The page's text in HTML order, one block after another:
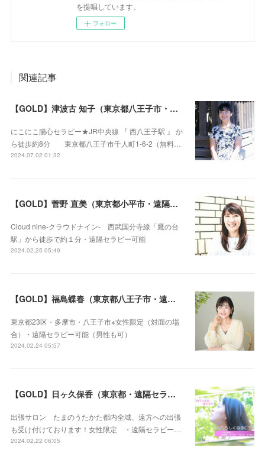
を提唱しています。
フォロー
関連記事
【GOLD】津波古 知子（東京都八王子市・遠隔セラピー可）
にこにこ腸心セラピー★JR中央線 『 西八王子駅 』 か
ら徒歩約8分 東京都八王子市千人町1-6-2（無料…
2024.07.02 01:32
【GOLD】菅野 直美（東京都小平市・遠隔セラピー可）
Cloud nine-クラウドナイン- 西武国分寺線「鷹の台
駅」から徒歩で約１分・遠隔セラピー可能
2024.02.25 05:49
【GOLD】福島蝶春（東京都八王子市・遠隔セラピー可）
東京都23区・多摩市・八王子市※女性限定（対面の場
合）・遠隔セラピー可能（男性も可）
2024.02.24 05:57
【GOLD】日ヶ久保香（東京都・遠隔セラピー可）
出張サロン たまのうたかた都内全域、遠方への出張
も受け付けております！女性限定 ・遠隔セラピー…
2024.02.22 06:05